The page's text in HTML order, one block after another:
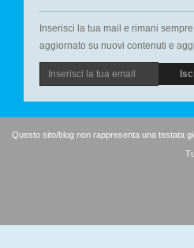
Inserisci la tua mail e rimani sempre
aggiornato su nuovi contenuti e
Questo sito/blog non rappresenta una testata